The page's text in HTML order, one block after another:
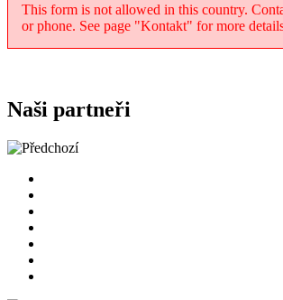
This form is not allowed in this country.
or phone. See page "Kontakt" for more
Naši partneři